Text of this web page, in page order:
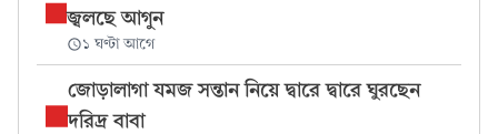
জ্বলছে আগুন
১ ঘণ্টা আগে
জোড়ালাগা যমজ সন্তান নিয়ে দ্বারে দ্বারে ঘুরছেন
দরিদ্র বাবা